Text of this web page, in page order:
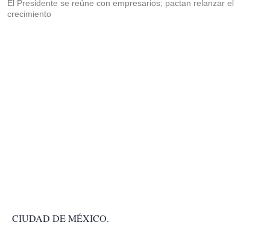
El Presidente se reúne con empresarios; pactan relanzar el
crecimiento
CIUDAD DE MÉXICO.